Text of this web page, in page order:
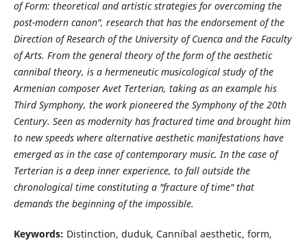
of Form: theoretical and artistic strategies for overcoming the
post-modern canon", research that has the endorsement of the
Direction of Research of the University of Cuenca and the Faculty
of Arts. From the general theory of the form of the aesthetic
cannibal theory, is a hermeneutic musicological study of the
Armenian composer Avet Terterian, taking as an example his
Third Symphony, the work pioneered the Symphony of the 20th
Century. Seen as modernity has fractured time and brought him
to new speeds where alternative aesthetic manifestations have
emerged as in the case of contemporary music. In the case of
Terterian is a deep inner experience, to fall outside the
chronological time constituting a "fracture of time" that
demands the beginning of the impossible.
Keywords: Distinction, duduk, Cannibal aesthetic, form,